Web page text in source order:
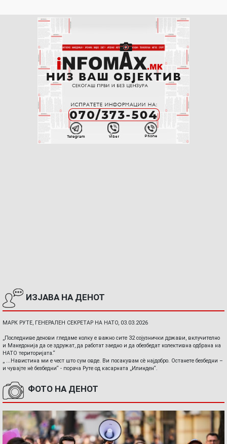
ИЗЈАВА НА ДЕНОТ
МАРК РУТЕ, ГЕНЕРАЛЕН СЕКРЕТАР НА НАТО, 03.03.2026
„Последниве денови гледаме колку е важно сите 32 сојузнички држави, вклучително
и Македонија да се здружат, да работат заедно и да обезбедат колективна одбрана на
НАТО територијата.“
„ ...Навистина ми е чест што сум овде. Ви посакувам сè најдобро. Останете безбедни –
и чувајте нè безбедни“ - порача Руте од касарната „Илинден“.
ФОТО НА ДЕНОТ